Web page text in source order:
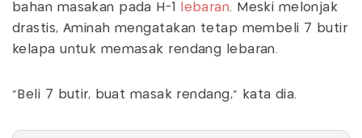
bahan masakan pada H-1
lebaran. Meski melonjak
drastis, Aminah mengatakan tetap membeli 7 butir
kelapa untuk memasak rendang lebaran.
“Beli 7 butir, buat masak rendang,” kata dia.